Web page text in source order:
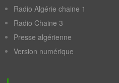
Radio Algérie chaine 1
Radio Chaine 3
Presse algérienne
Version numérique